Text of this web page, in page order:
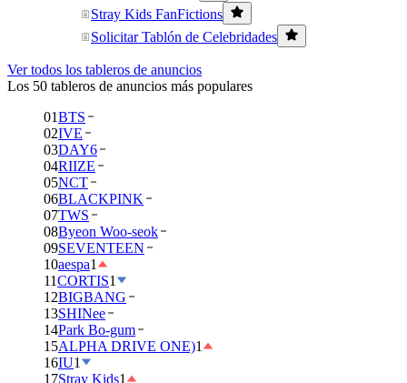
Stray Kids FanFictions
Solicitar Tablón de Celebridades
Ver todos los tableros de anuncios
Los 50 tableros de anuncios más populares
01BTS
02IVE
03DAY6
04RIIZE
05NCT
06BLACKPINK
07TWS
08Byeon Woo-seok
09SEVENTEEN
10aespa1
11CORTIS1
12BIGBANG
13SHINee
14Park Bo-gum
15ALPHA DRIVE ONE)1
16IU1
17Stray Kids1